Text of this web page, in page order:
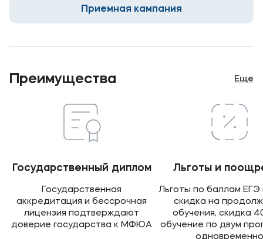
Карьера
Приемная комиссия
+7 (495) 221-10-01
+7 (800) 200-80-66
Банковские реквизиты
Приемная кампания
Преимущества Еще
Государственный диплом
Государственная
аккредитация и бессрочная
лицензия подтверждают
доверие государства к МФЮА
Льготы и
Льготы по баллам ЕГЭ
скидка на
обучения, скидка
обучение по двум
одновременно